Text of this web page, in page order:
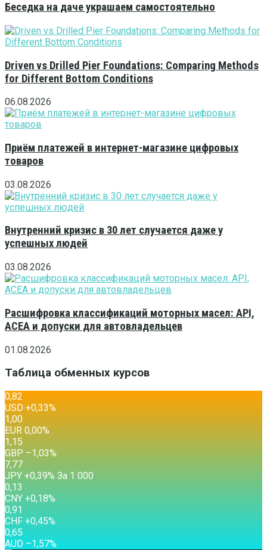
Беседка на даче украшаем самостоятельно
Driven vs Drilled Pier Foundations: Comparing Methods
for Different Bottom Conditions
06.08.2026
Приём платежей в интернет-магазине цифровых
товаров
03.08.2026
Внутренний кризис в 30 лет случается даже у
успешных людей
03.08.2026
Расшифровка классификаций моторных масел: API,
ACEA и допуски для автовладельцев
01.08.2026
Таблица обменных курсов
0,82
USD +0,33%
1,00
EUR 0,00%
1,15
GBP –1,03%
7,77
JPY +0,39% За 1 000
0,13
CNY +0,18%
0,91
CHF +0,45%
0,65
AUD –1,57%